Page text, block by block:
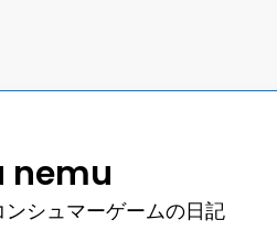
nemu
シュマーゲームの日記